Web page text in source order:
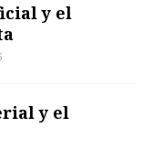
y el
y el